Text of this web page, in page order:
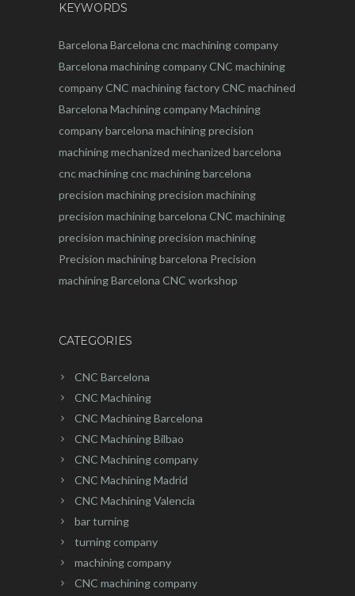
KEYWORDS
Barcelona Barcelona cncmachining company
Barcelona machining companyCNC machining
companyCNC machining factoryCNC machined
Barcelona Machining companyMachining
company barcelona machiningprecision
machiningmechanized mechanized barcelona
cnc machiningcnc machining barcelona
precision machiningprecision machining
precision machining barcelona CNC machining
precision machiningprecision machining
Precision machining barcelona Precision
machining Barcelona CNC workshop
CATEGORIES
CNC Barcelona
CNC Machining
CNC Machining Barcelona
CNC Machining Bilbao
CNC Machining company
CNC Machining Madrid
CNC Machining Valencia
bar turning
turning company
machining company
CNC machining company